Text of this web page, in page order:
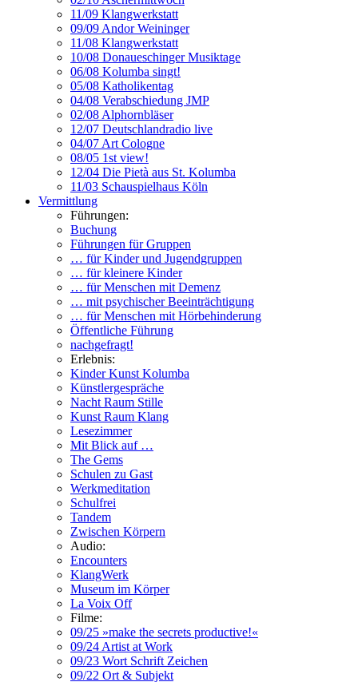
11/09 Klangwerkstatt
09/09 Andor Weininger
11/08 Klangwerkstatt
10/08 Donaueschinger Musiktage
06/08 Kolumba singt!
05/08 Katholikentag
04/08 Verabschiedung JMP
02/08 Alphornbläser
12/07 Deutschlandradio live
04/07 Art Cologne
08/05 1st view!
12/04 Die Pietà aus St. Kolumba
11/03 Schauspielhaus Köln
Vermittlung
Führungen:
Buchung
Führungen für Gruppen
… für Kinder und Jugendgruppen
… für kleinere Kinder
… für Menschen mit Demenz
… mit psychischer Beeinträchtigung
… für Menschen mit Hörbehinderung
Öffentliche Führung
nachgefragt!
Erlebnis:
Kinder Kunst Kolumba
Künstlergespräche
Nacht Raum Stille
Kunst Raum Klang
Lesezimmer
Mit Blick auf …
The Gems
Schulen zu Gast
Werkmeditation
Schulfrei
Tandem
Zwischen Körpern
Audio:
Encounters
KlangWerk
Museum im Körper
La Voix Off
Filme:
09/25 »make the secrets productive!«
09/24 Artist at Work
09/23 Wort Schrift Zeichen
09/22 Ort & Subjekt